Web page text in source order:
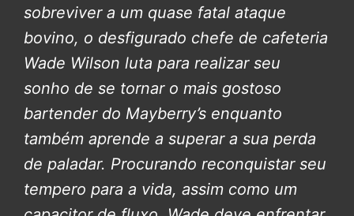
sobreviver a um quase fatal ataque
bovino, o desfigurado chefe de cafeteria
Wade Wilson luta para realizar seu
sonho de se tornar o mais gostoso
bartender do Mayberry’s enquanto
também aprende a superar a sua perda
de paladar. Procurando reconquistar seu
tempero para a vida, assim como um